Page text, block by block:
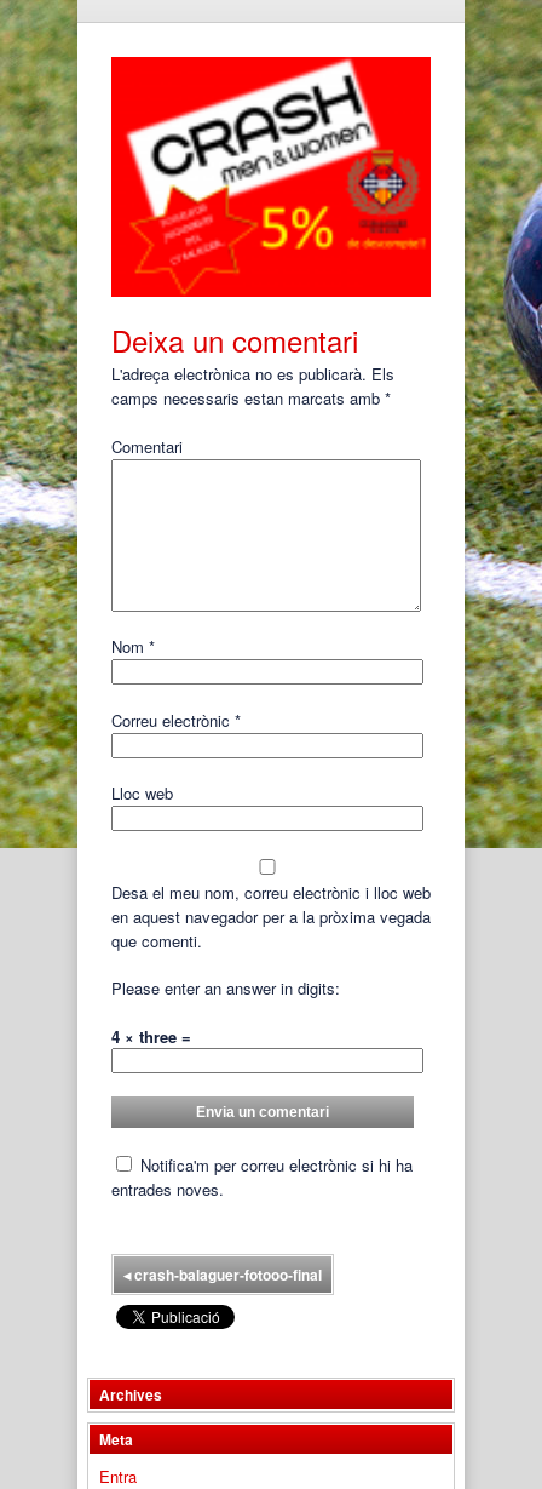
Deixa un comentari
L'adreça electrònica no es publicarà. Els
camps necessaris estan marcats amb *
Comentari
Nom *
Correu electrònic *
Lloc web
Desa el meu nom, correu electrònic i lloc web
en aquest navegador per a la pròxima vegada
que comenti.
Please enter an answer in digits:
4 × three =
Notifica'm per correu electrònic si hi ha
entrades noves.
◂crash-balaguer-fotooo-final
Archives
Meta
Entra